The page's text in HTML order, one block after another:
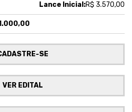
Lance Inicial:R$ 3.570,00
SE
VER EDITAL